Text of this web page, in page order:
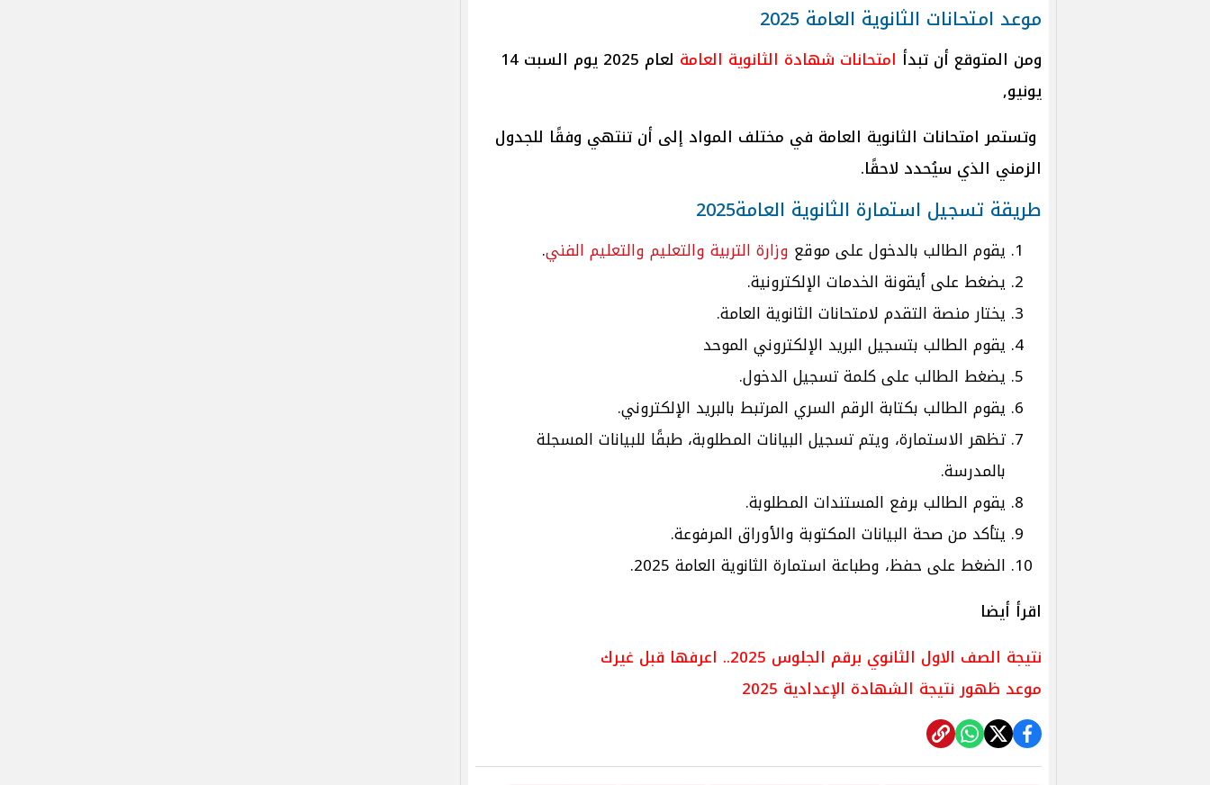
موعد امتحانات الثانوية العامة 2025
ومن المتوقع أن تبدأ امتحانات شهادة الثانوية العامة
لعام 2025 يوم السبت 14
يونيو,
وتستمر امتحانات الثانوية العامة في مختلف المواد إلى أن تنتهي وفقًا للجدول
الزمني الذي سيُحدد لاحقًا.
طريقة تسجيل استمارة الثانوية العامة2025
يقوم الطالب بالدخول على موقع وزارة التربية والتعليم والتعليم الفني.
يضغط على أيقونة الخدمات الإلكترونية.
يختار منصة التقدم لامتحانات الثانوية العامة.
يقوم الطالب بتسجيل البريد الإلكتروني الموحد
يضغط الطالب على كلمة تسجيل الدخول.
يقوم الطالب بكتابة الرقم السري المرتبط بالبريد الإلكتروني.
تظهر الاستمارة، ويتم تسجيل البيانات المطلوبة، طبقًا للبيانات المسجلة
بالمدرسة.
يقوم الطالب برفع المستندات المطلوبة.
يتأكد من صحة البيانات المكتوبة والأوراق المرفوعة.
الضغط على حفظ، وطباعة استمارة الثانوية العامة 2025.
اقرأ أيضا
نتيجة الصف الاول الثانوي برقم الجلوس 2025.. اعرفها قبل غيرك
موعد ظهور نتيجة الشهادة الإعدادية 2025